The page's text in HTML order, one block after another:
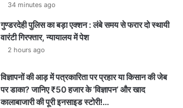
34 minutes ago
गुण्डरदेही पुलिस का बड़ा एक्शन : लंबे समय से फरार दो स्थायी
वारंटी गिरफ्तार, न्यायालय में पेश
2 hours ago
विज्ञापनों की आड़ में पत्रकारिता पर प्रहार या किसान की जेब
पर डाका? जानिए ₹50 हजार के ‘विज्ञापन’ और खाद
कालाबाजारी की पूरी इनसाइड स्टोरी!…